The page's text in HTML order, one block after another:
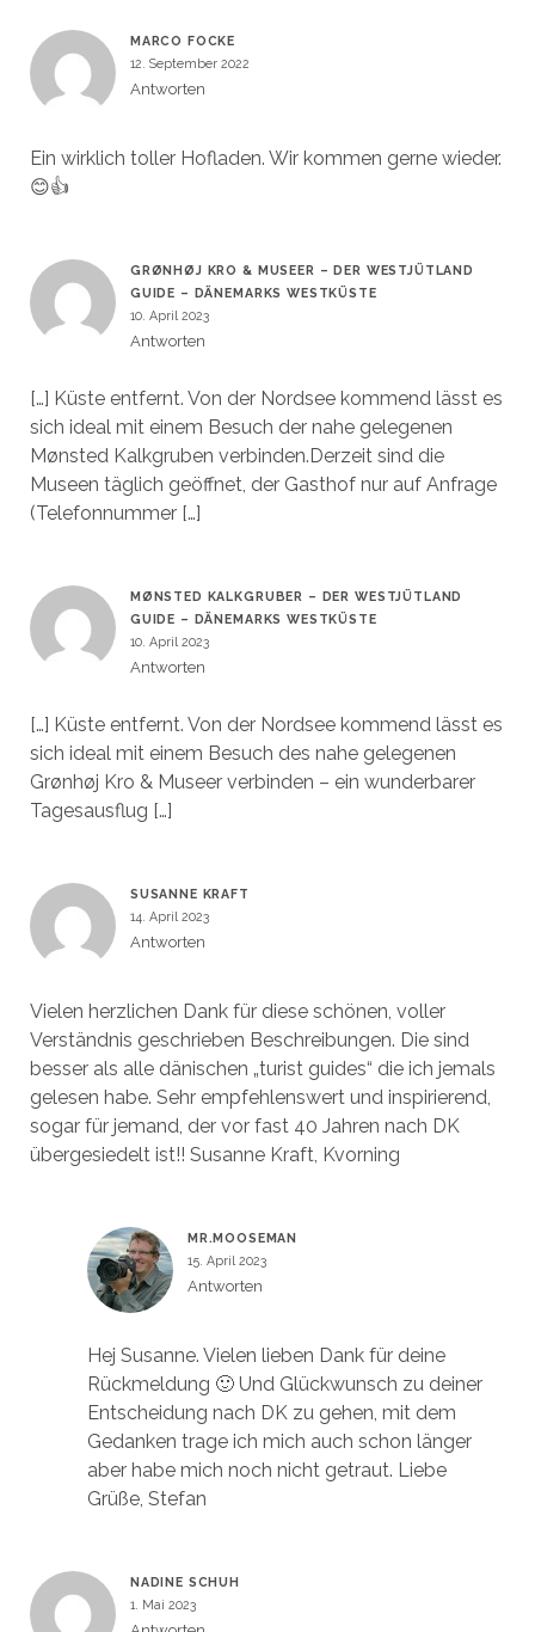
MARCO FOCKE
12. September 2022
Antworten
Ein wirklich toller Hofladen. Wir kommen gerne wieder.
😊👍
GRØNHØJ KRO & MUSEER – DER WESTJÜTLAND
GUIDE – DÄNEMARKS WESTKÜSTE
10. April 2023
Antworten
[…] Küste entfernt. Von der Nordsee kommend lässt es
sich ideal mit einem Besuch der nahe gelegenen
Mønsted Kalkgruben verbinden.Derzeit sind die
Museen täglich geöffnet, der Gasthof nur auf Anfrage
(Telefonnummer […]
MØNSTED KALKGRUBER – DER WESTJÜTLAND
GUIDE – DÄNEMARKS WESTKÜSTE
10. April 2023
Antworten
[…] Küste entfernt. Von der Nordsee kommend lässt es
sich ideal mit einem Besuch des nahe gelegenen
Grønhøj Kro & Museer verbinden – ein wunderbarer
Tagesausflug […]
SUSANNE KRAFT
14. April 2023
Antworten
Vielen herzlichen Dank für diese schönen, voller
Verständnis geschrieben Beschreibungen. Die sind
besser als alle dänischen „turist guides“ die ich jemals
gelesen habe. Sehr empfehlenswert und inspirierend,
sogar für jemand, der vor fast 40 Jahren nach DK
übergesiedelt ist!! Susanne Kraft, Kvorning
MR.MOOSEMAN
15. April 2023
Antworten
Hej Susanne. Vielen lieben Dank für deine
Rückmeldung 🙂 Und Glückwunsch zu deiner
Entscheidung nach DK zu gehen, mit dem
Gedanken trage ich mich auch schon länger
aber habe mich noch nicht getraut. Liebe
Grüße, Stefan
NADINE SCHUH
1. Mai 2023